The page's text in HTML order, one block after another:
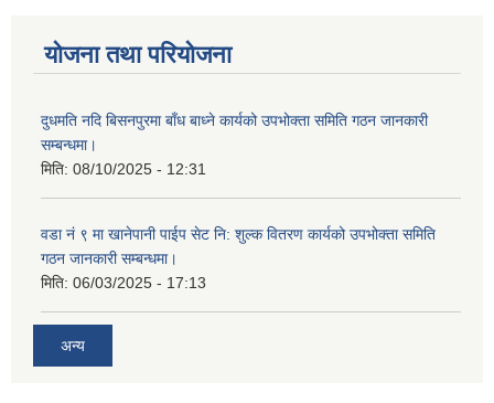
योजना तथा परियोजना
दुधमति नदि बिसनपुरमा बाँध बाध्ने कार्यको उपभोक्ता समिति गठन जानकारी
सम्बन्धमा।
मिति: 08/10/2025 - 12:31
वडा नं ९ मा खानेपानी पाईप सेट नि: शुल्क वितरण कार्यको उपभोक्ता समिति
गठन जानकारी सम्बन्धमा।
मिति: 06/03/2025 - 17:13
अन्य